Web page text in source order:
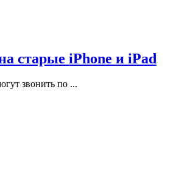
старые iPhone и iPad
звонить по ...